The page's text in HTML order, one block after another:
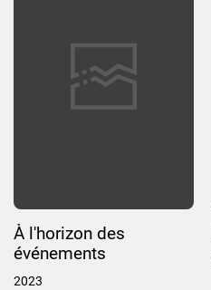
À l'horizon des
événements
2023